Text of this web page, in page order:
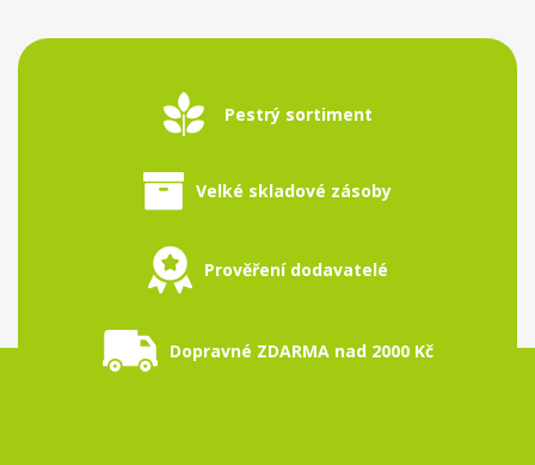
Pestrý sortiment
Velké skladové zásoby
Prověření dodavatelé
Dopravné ZDARMA nad 2000 Kč